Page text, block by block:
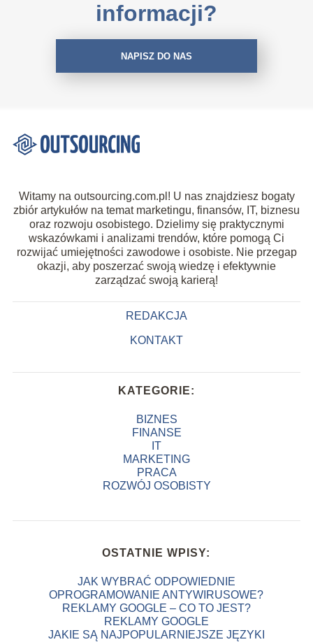
informacji?
NAPISZ DO NAS
Witamy na outsourcing.com.pl! U nas znajdziesz bogaty
zbiór artykułów na temat marketingu, finansów, IT, biznesu
oraz rozwoju osobistego. Dzielimy się praktycznymi
wskazówkami i analizami trendów, które pomogą Ci
rozwijać umiejętności zawodowe i osobiste. Nie przegap
okazji, aby poszerzać swoją wiedzę i efektywnie
zarządzać swoją karierą!
REDAKCJA
KONTAKT
KATEGORIE:
BIZNES
FINANSE
IT
MARKETING
PRACA
ROZWÓJ OSOBISTY
OSTATNIE WPISY:
JAK WYBRAĆ ODPOWIEDNIE
OPROGRAMOWANIE ANTYWIRUSOWE?
REKLAMY GOOGLE – CO TO JEST?
REKLAMY GOOGLE
JAKIE SĄ NAJPOPULARNIEJSZE JĘZYKI